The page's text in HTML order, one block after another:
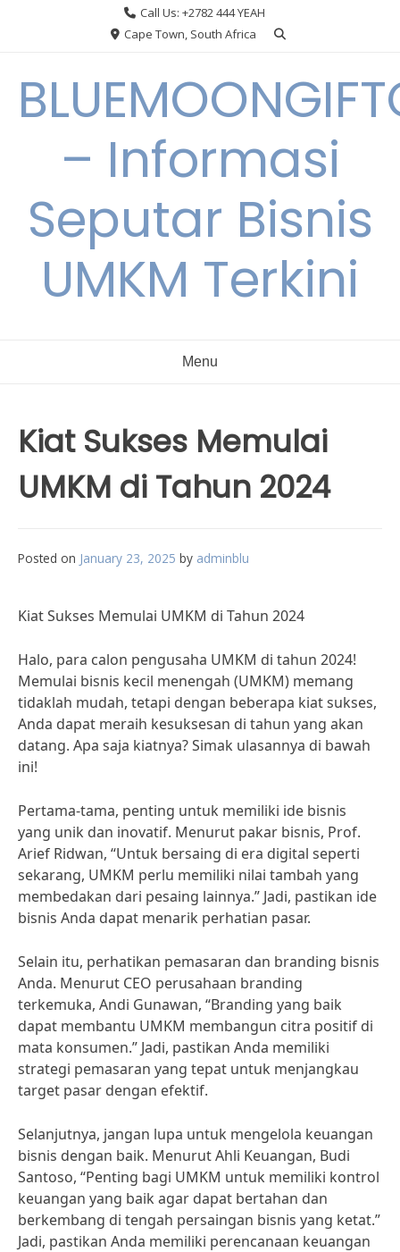
Call Us: +2782 444 YEAH
Cape Town, South Africa
– Informasi
Seputar Bisnis
UMKM Terkini
Menu
Kiat Sukses Memulai
UMKM di Tahun 2024
Posted on January 23, 2025 by adminblu
Kiat Sukses Memulai UMKM di Tahun 2024
Halo, para calon pengusaha UMKM di tahun 2024!
Memulai bisnis kecil menengah (UMKM) memang
tidaklah mudah, tetapi dengan beberapa kiat sukses,
Anda dapat meraih kesuksesan di tahun yang akan
datang. Apa saja kiatnya? Simak ulasannya di bawah
ini!
Pertama-tama, penting untuk memiliki ide bisnis
yang unik dan inovatif. Menurut pakar bisnis, Prof.
Arief Ridwan, “Untuk bersaing di era digital seperti
sekarang, UMKM perlu memiliki nilai tambah yang
membedakan dari pesaing lainnya.” Jadi, pastikan ide
bisnis Anda dapat menarik perhatian pasar.
Selain itu, perhatikan pemasaran dan branding bisnis
Anda. Menurut CEO perusahaan branding
terkemuka, Andi Gunawan, “Branding yang baik
dapat membantu UMKM membangun citra positif di
mata konsumen.” Jadi, pastikan Anda memiliki
strategi pemasaran yang tepat untuk menjangkau
target pasar dengan efektif.
Selanjutnya, jangan lupa untuk mengelola keuangan
bisnis dengan baik. Menurut Ahli Keuangan, Budi
Santoso, “Penting bagi UMKM untuk memiliki kontrol
keuangan yang baik agar dapat bertahan dan
berkembang di tengah persaingan bisnis yang ketat.”
Jadi, pastikan Anda memiliki perencanaan keuangan